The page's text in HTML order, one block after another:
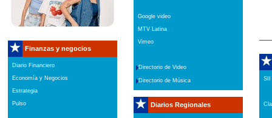
Finanzas y negocios
Diario Financiero
Economía y Negocios
Estrategia
Pulso
Google video
MTV Latina
Vimeo
Directorio de Video
Directorio de Música
Diarios Regionales
SII